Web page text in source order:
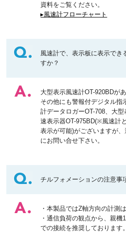
資料をご覧ください。
▸風速計フローチャート
風速計で、表示板に表示でき
すか？
大型表示風速計OT-920BDがあ
その他にも警報付デジタル指
計データロガーOT-708、大
速表示器OT-975BD(※風速計
表示が可能)がございますが
にお問い合せ下さい。
チルフォメーションの注意事
・本製品ではZ軸方向の計測
・通信負荷の観点から、親機
での接続を推奨しております。